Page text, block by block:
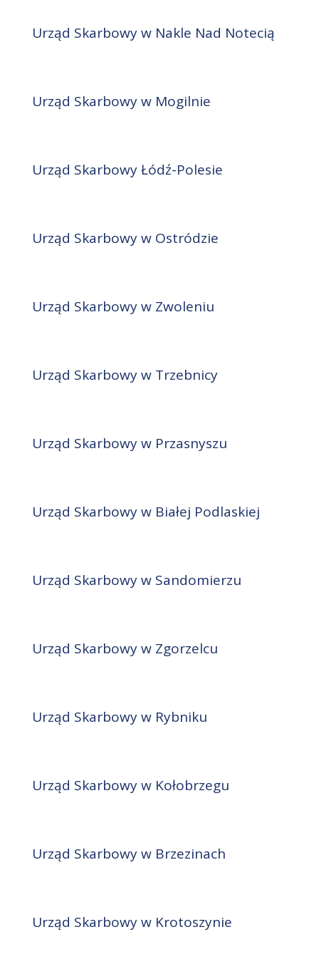
Urząd Skarbowy w Nakle Nad Notecią
Urząd Skarbowy w Mogilnie
Urząd Skarbowy Łódź-Polesie
Urząd Skarbowy w Ostródzie
Urząd Skarbowy w Zwoleniu
Urząd Skarbowy w Trzebnicy
Urząd Skarbowy w Przasnyszu
Urząd Skarbowy w Białej Podlaskiej
Urząd Skarbowy w Sandomierzu
Urząd Skarbowy w Zgorzelcu
Urząd Skarbowy w Rybniku
Urząd Skarbowy w Kołobrzegu
Urząd Skarbowy w Brzezinach
Urząd Skarbowy w Krotoszynie